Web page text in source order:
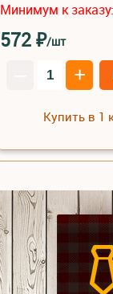
Минимум к заказу:
572₽/шт
+
Купить в 1